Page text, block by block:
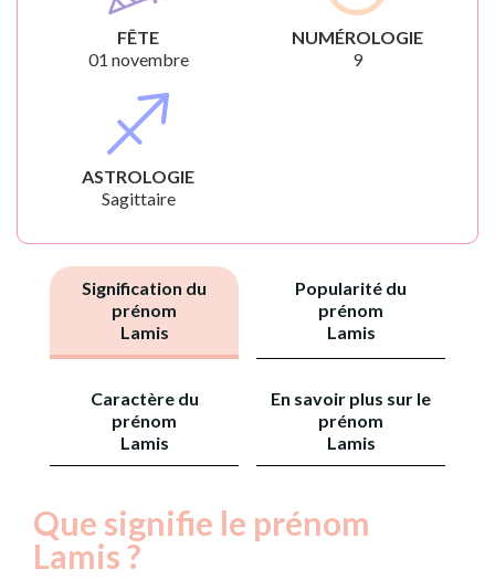
FÊTE
01 novembre
NUMÉROLOGIE
9
ASTROLOGIE
Sagittaire
Signification du
prénom
Lamis
Popularité du
prénom
Lamis
Caractère du
prénom
Lamis
En savoir plus sur le
prénom
Lamis
Que signifie le prénom
Lamis ?